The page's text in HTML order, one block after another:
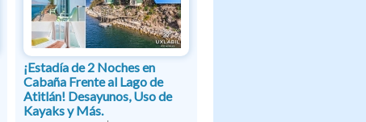
¡Estadía de 2 Noches en
Cabaña Frente al Lago de
Atitlán! Desayunos, Uso de
Kayaks y Más.